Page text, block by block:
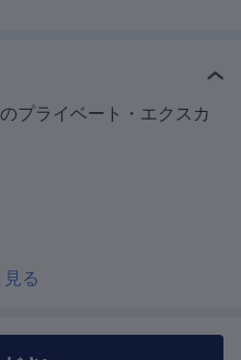
プライベート・エクスカ
見る